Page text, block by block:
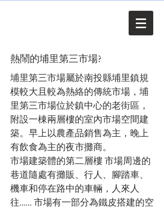
熱鬧的埔里第三市場?
埔里第三市場屬於南投縣埔里鎮規
模較大且較為熱絡的傳統市場，埔
里第三市場位於鎮中心的老街區，
附設一棟兩層樓的室內市場空間建
築。早上以農產品銷售為主，晚上
有飲食為主的夜市攤商。
市場建築體的第二層樓 市場周邊的
巷道隨處有攤販、行人、腳踏車、
機車和停在路中的車輛，人來人
往...... 市場有一部分為鐵皮搭建的空